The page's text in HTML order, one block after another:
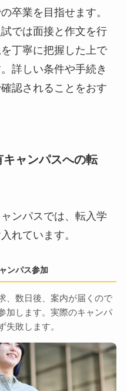
卒業を目指せます。
では面接と作文を行
丁寧に把握した上で
詳しい条件や手続き
認されることをおす
ャンパスへの転
ンパスでは、転入学
れています。
ンパス参加
、数日後、案内が届くので
加します。実際のキャンパ
失敗します。